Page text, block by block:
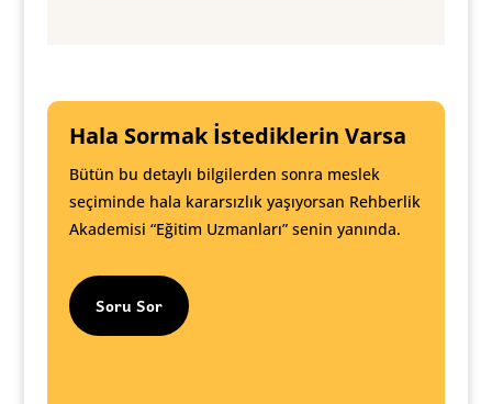
Hala Sormak İstediklerin Varsa
Bütün bu detaylı bilgilerden sonra meslek
seçiminde hala kararsızlık yaşıyorsan Rehberlik
Akademisi “Eğitim Uzmanları” senin yanında.
Soru Sor